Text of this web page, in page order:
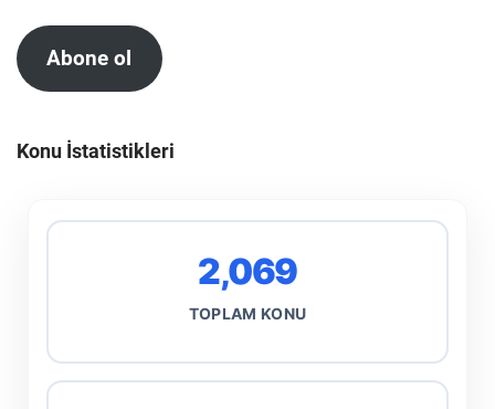
Abone ol
Konu İstatistikleri
2,069
TOPLAM KONU